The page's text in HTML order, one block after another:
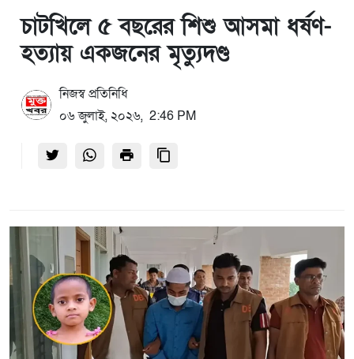
চাটখিলে ৫ বছরের শিশু আসমা ধর্ষণ-
হত্যায় একজনের মৃত্যুদণ্ড
নিজস্ব প্রতিনিধি
০৬ জুলাই, ২০২৬, 2:46 PM